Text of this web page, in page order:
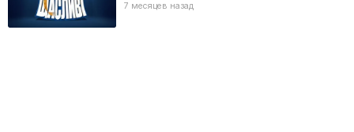
7 месяцев назад